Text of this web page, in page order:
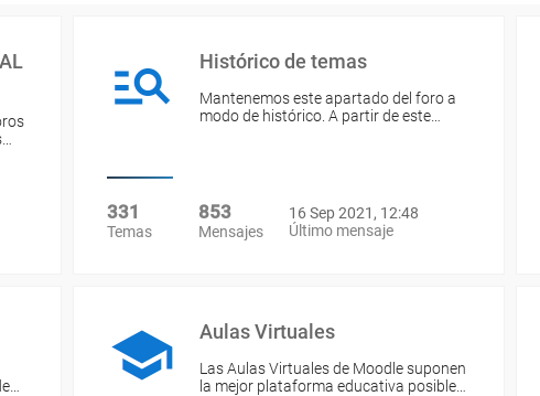
Histórico de temas
Mantenemos este apartado del foro a
modo de histórico. A partir de este…
331
Temas
853
Mensajes
16 Sep 2021, 12:48
Último mensaje
Aulas Virtuales
Las Aulas Virtuales de Moodle suponen
la mejor plataforma educativa posible…